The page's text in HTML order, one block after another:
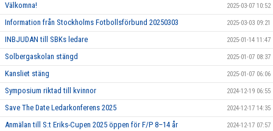
Välkomna! 2025-03-07 10:52
Information från Stockholms Fotbollsförbund 20250303 2025-03-03 09:21
INBJUDAN till SBKs ledare 2025-01-14 11:47
Solbergaskolan stängd 2025-01-07 08:37
Kansliet stäng 2025-01-07 06:06
Symposium riktad till kvinnor 2024-12-19 06:55
Save The Date Ledarkonferens 2025 2024-12-17 14:35
Anmälan till S:t Eriks-Cupen 2025 öppen för F/P 8–14 år 2024-12-17 07:57